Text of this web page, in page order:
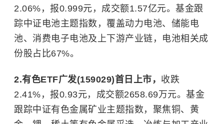
2.06%，报0.999元，成交额1.57亿元。基金跟
踪中证电池主题指数，覆盖动力电池、储能电
池、消费电子电池及上下游产业链，电池相关成
份股占比67%。
2.有色ETF广发(159029)首日上市， 收跌
2.41%，报0.93元，成交额2658.69万元。基金
跟踪中证有色金属矿业主题指数，聚焦铜、黄